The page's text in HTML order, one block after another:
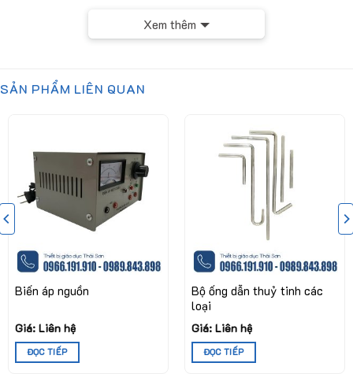
Việt Nam
38/2021/TT-BGDDT của Bộ Giáo Dục Và Đào Tạo
CÔNG TY CP CÔNG NGHỆN&THIẾT BỊ GIÁO DỤC THÁI
SƠN
Địa chỉ: Lô 37 NV5 KĐT Tổng cục 5, Yên Xá, Tân Triều,
Thanh Trì, Hà Nội
Điện thoại/Zalo: 0966.191.910 hoặc 0989.843.898
Email: thaison.tbgd@gmail.com
Xem thêm
SẢN PHẨM LIÊN QUAN
Biến áp nguồn
Giá: Liên hệ
ĐỌC TIẾP
Bộ ống dẫn thuỷ tinh các
loại
Giá: Liên hệ
ĐỌC TIẾP